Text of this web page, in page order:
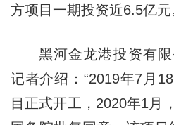
方项目一期投资近6.5亿元
黑河金龙港投资有
记者介绍：“2019年7月
目正式开工，2020年1月